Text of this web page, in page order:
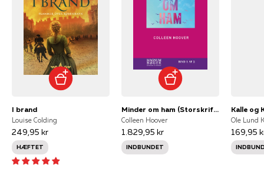
I brand
Louise Colding
249,95 kr
HÆFTET
Minder om ham (Storskrift)
Colleen Hoover
1.829,95 kr
INDBUNDET
Kalle og
169,95